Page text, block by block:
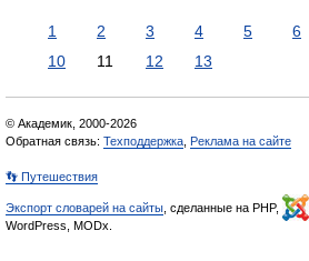
1 2 3 4 5 6
10
11 12 13
© Академик, 2000-2026
Обратная связь: Техподдержка Реклама на сайте
👣 Путешествия
Экспорт словарей на сайты , сделанные на PHP,
WordPress, MODx.